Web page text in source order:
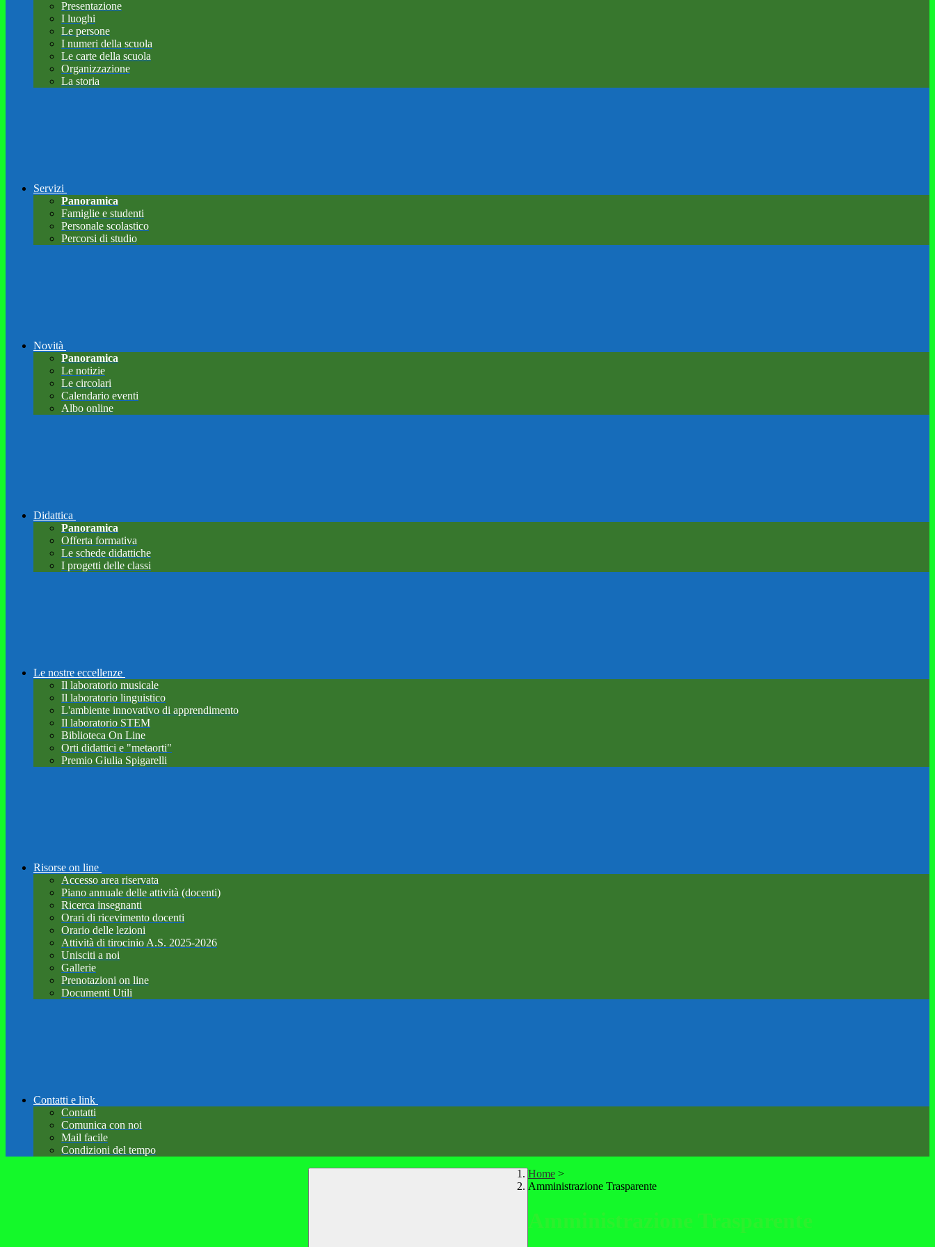
Presentazione
I luoghi
Le persone
I numeri della scuola
Le carte della scuola
Organizzazione
La storia
Servizi
Panoramica
Famiglie e studenti
Personale scolastico
Percorsi di studio
Novità
Panoramica
Le notizie
Le circolari
Calendario eventi
Albo online
Didattica
Panoramica
Offerta formativa
Le schede didattiche
I progetti delle classi
Le nostre eccellenze
Il laboratorio musicale
Il laboratorio linguistico
L'ambiente innovativo di apprendimento
Il laboratorio STEM
Biblioteca On Line
Orti didattici e "metaorti"
Premio Giulia Spigarelli
Risorse on line
Accesso area riservata
Piano annuale delle attività (docenti)
Ricerca insegnanti
Orari di ricevimento docenti
Orario delle lezioni
Attività di tirocinio A.S. 2025-2026
Unisciti a noi
Gallerie
Prenotazioni on line
Documenti Utili
Contatti e link
Contatti
Comunica con noi
Mail facile
Condizioni del tempo
Home >
Amministrazione Trasparente
Amministrazione Trasparente